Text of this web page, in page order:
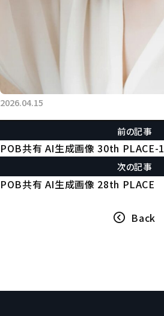
2026.04.15
前の記事
POB共有 AI生成画像 30th PLACE-1
次の記事
POB共有 AI生成画像 28th PLACE
Back